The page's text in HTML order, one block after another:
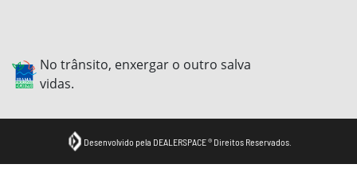
No trânsito, enxergar o outro salva
vidas.
Desenvolvido pela DEALERSPACE ® Direitos Reservados.